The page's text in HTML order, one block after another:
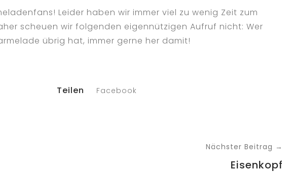
Leider haben wir immer viel zu wenig Zeit zum
scheuen wir folgenden eigennützigen Aufruf nicht: Wer
übrig hat, immer gerne her damit!
Teilen Facebook
Nächster Beitrag →
Eisenkopf